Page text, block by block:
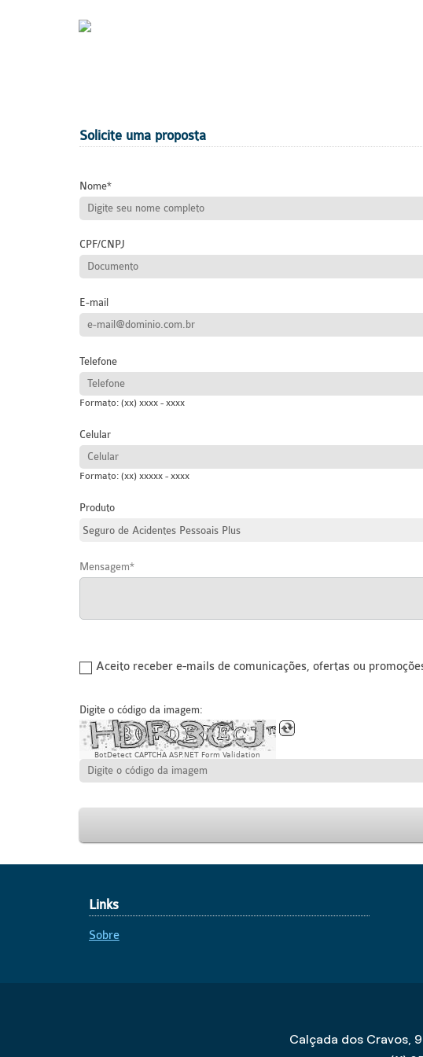
Solicite uma proposta
Nome
CPF/CNPJ
E-mail
Telefone
Formato: (xx) xxxx - xxxx
Celular
Formato: (xx) xxxxx - xxxx
Produto
Mensagem
Aceito receber e-mails de comunicações, ofertas ou
Digite o código da imagem:
BotDetect CAPTCHA ASP.NET Form Validation
Links
Sobre
Calçada dos Cravos,